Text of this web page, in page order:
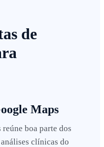
de
Maps
boa parte dos
clínicas do